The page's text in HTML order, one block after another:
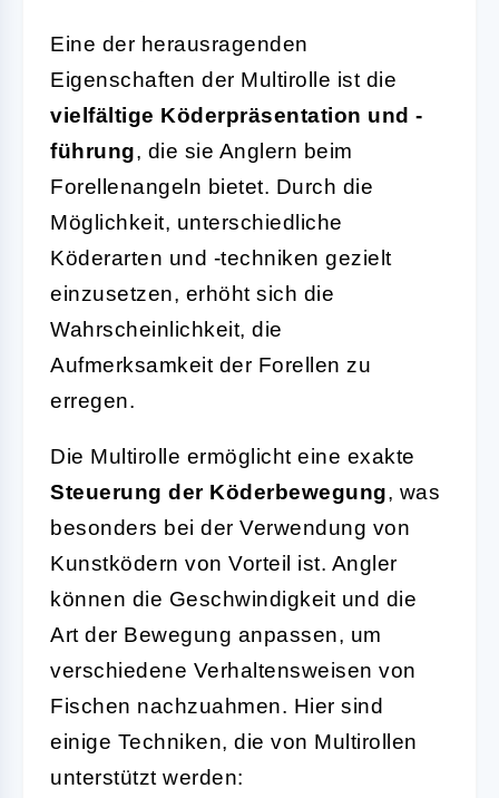
Eine der herausragenden
Eigenschaften der Multirolle ist die
vielfältige Köderpräsentation und -
führung, die sie Anglern beim
Forellenangeln bietet. Durch die
Möglichkeit, unterschiedliche
Köderarten und -techniken gezielt
einzusetzen, erhöht sich die
Wahrscheinlichkeit, die
Aufmerksamkeit der Forellen zu
erregen.
Die Multirolle ermöglicht eine exakte
Steuerung der Köderbewegung, was
besonders bei der Verwendung von
Kunstködern von Vorteil ist. Angler
können die Geschwindigkeit und die
Art der Bewegung anpassen, um
verschiedene Verhaltensweisen von
Fischen nachzuahmen. Hier sind
einige Techniken, die von Multirollen
unterstützt werden: